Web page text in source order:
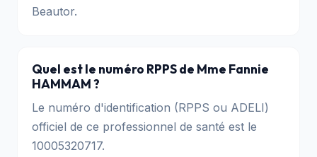
Beautor.
Quel est le numéro RPPS de Mme Fannie
HAMMAM ?
Le numéro d'identification (RPPS ou ADELI)
officiel de ce professionnel de santé est le
10005320717.